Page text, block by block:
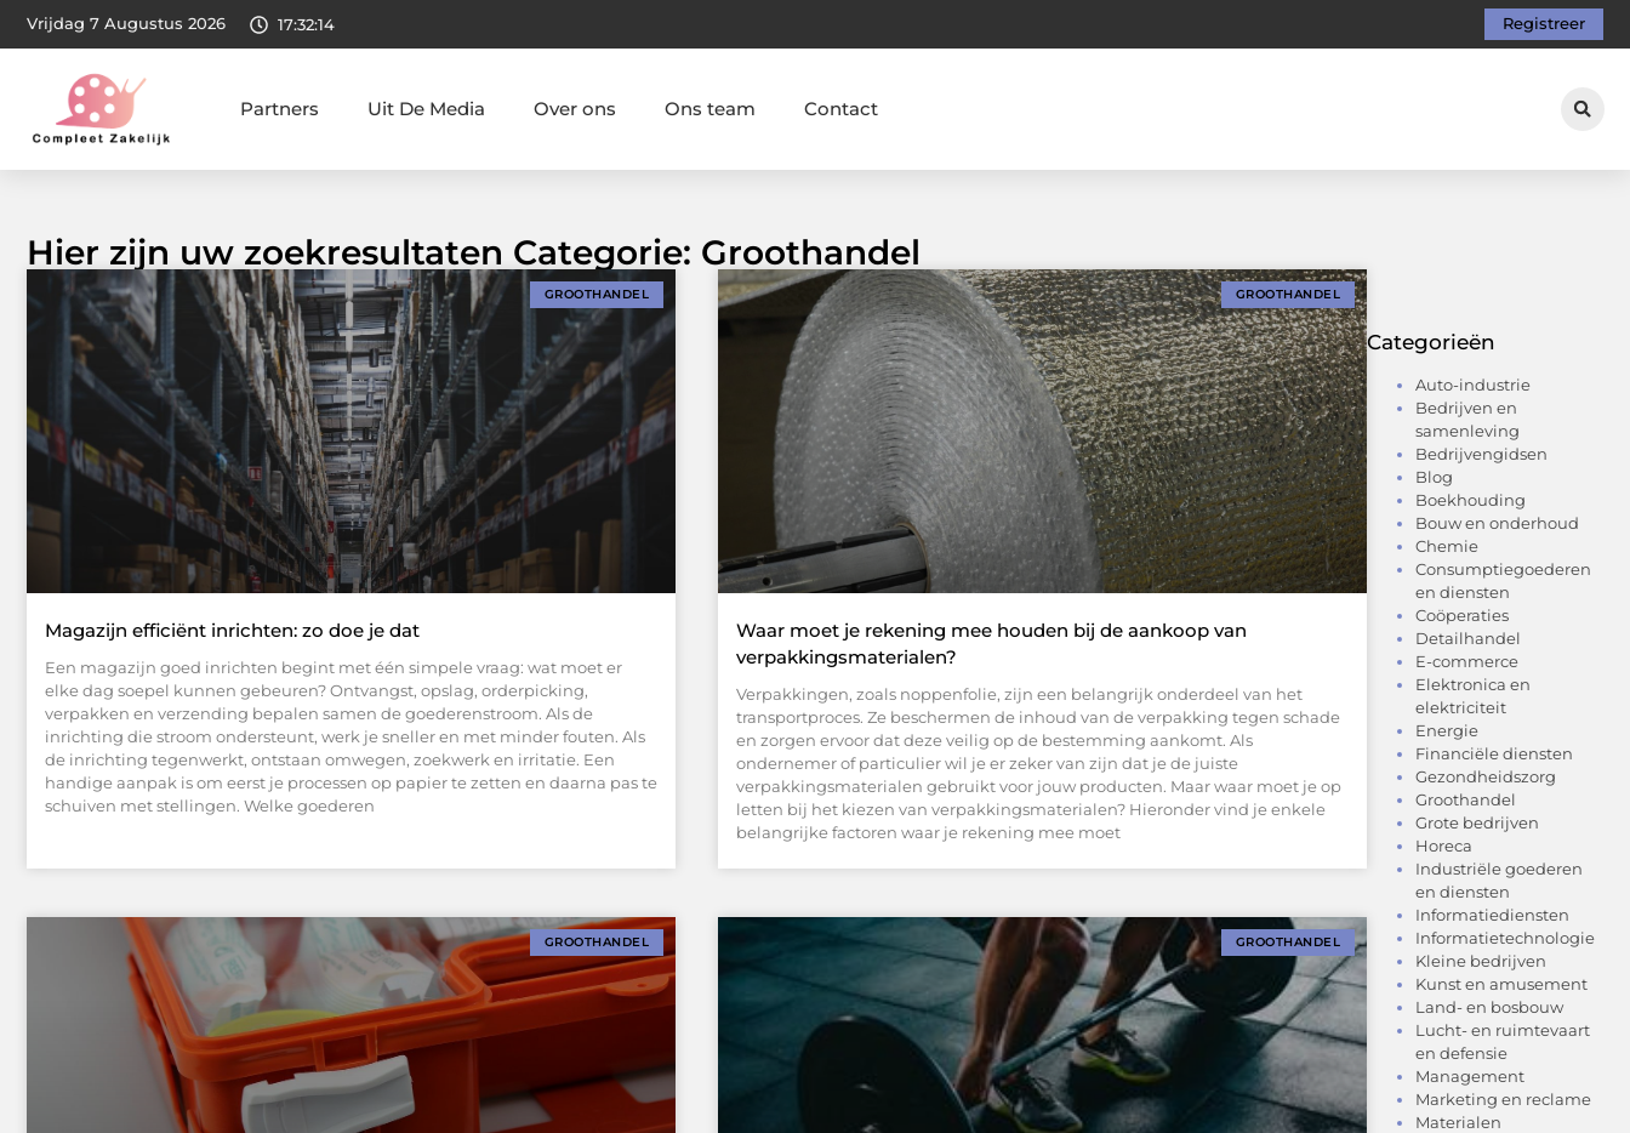
Vrijdag 7 Augustus 2026 17:32:15 Registreer
Partners Uit De Media Over ons Ons team Contact
Hier zijn uw zoekresultaten Categorie: Groothandel
GROOTHANDEL
Magazijn efficiënt inrichten: zo doe je dat
Een magazijn goed inrichten begint met één simpele vraag: wat moet er
elke dag soepel kunnen gebeuren? Ontvangst, opslag, orderpicking,
verpakken en verzending bepalen samen de goederenstroom. Als de
inrichting die stroom ondersteunt, werk je sneller en met minder fouten. Als
de inrichting tegenwerkt, ontstaan omwegen, zoekwerk en irritatie. Een
handige aanpak is om eerst je processen op papier te zetten en daarna pas te
schuiven met stellingen. Welke goederen
GROOTHANDEL
Waar moet je rekening mee houden bij de aankoop van
verpakkingsmaterialen?
Verpakkingen, zoals noppenfolie, zijn een belangrijk onderdeel van het
transportproces. Ze beschermen de inhoud van de verpakking tegen schade
en zorgen ervoor dat deze veilig op de bestemming aankomt. Als
ondernemer of particulier wil je er zeker van zijn dat je de juiste
verpakkingsmaterialen gebruikt voor jouw producten. Maar waar moet je op
letten bij het kiezen van verpakkingsmaterialen? Hieronder vind je enkele
belangrijke factoren waar je rekening mee moet
GROOTHANDEL GROOTHANDEL
Categorieën
Auto-industrie
Bedrijven en
samenleving
Bedrijvengidsen
Blog
Boekhouding
Bouw en onderhoud
Chemie
Consumptiegoederen
en diensten
Coöperaties
Detailhandel
E-commerce
Elektronica en
elektriciteit
Energie
Financiële diensten
Gezondheidszorg
Groothandel
Grote bedrijven
Horeca
Industriële goederen
en diensten
Informatiediensten
Informatietechnologie
Kleine bedrijven
Kunst en amusement
Land- en bosbouw
Lucht- en ruimtevaart
en defensie
Management
Marketing en reclame
Materialen